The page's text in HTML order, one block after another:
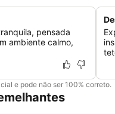
pensada
ambiente calmo,
e pode não ser 100% correto.